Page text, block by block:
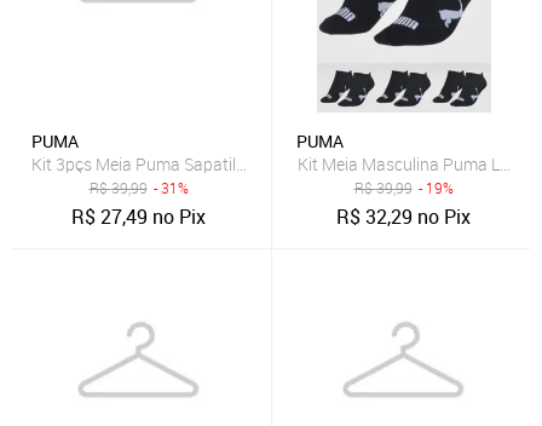
PUMA
Kit 3pçs Meia Puma Sapatilha Esportiva Preta
R$39,99 - 31%
R$27,49 no Pix
PUMA
Kit Meia Masculina Puma Logo
R$39,99 - 19%
R$32,29 no Pix